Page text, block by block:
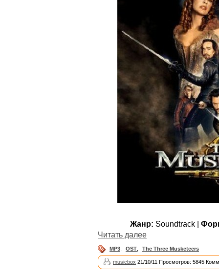
Жанр: Soundtrack |
Читать далее
MP3 OST The Three Musketeers
musicbox 21/10/11 Просмотров: 5845